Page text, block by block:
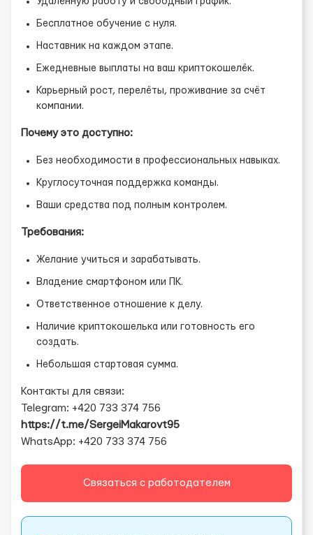
Бесплатное обучение с нуля.
Наставник на каждом этапе.
Ежедневные выплаты на ваш криптокошелёк.
Карьерный рост, перелёты, проживание за счёт
компании.
Почему это доступно:
Без необходимости в профессиональных навыках.
Круглосуточная поддержка команды.
Ваши средства под полным контролем.
Требования:
Желание учиться и зарабатывать.
Владение смартфоном или ПК.
Ответственное отношение к делу.
Наличие криптокошелька или готовность его
создать.
Небольшая стартовая сумма.
Контакты для связи:
Telegram: +420 733 374 756
https://t.me/SergeiMakarovt95
WhatsApp: +420 733 374 756
Связаться с работодателем